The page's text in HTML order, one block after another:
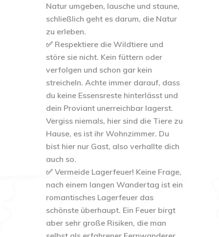
Natur umgeben, lausche und staune,
schließlich geht es darum, die Natur
zu erleben.
✅ Respektiere die Wildtiere und
störe sie nicht. Kein füttern oder
verfolgen und schon gar kein
streicheln. Achte immer darauf, dass
du keine Essensreste hinterlässt und
dein Proviant unerreichbar lagerst.
Vergiss niemals, hier sind die Tiere zu
Hause, es ist ihr Wohnzimmer. Du
bist hier nur Gast, also verhallte dich
auch so.
✅ Vermeide Lagerfeuer! Keine Frage,
nach einem langen Wandertag ist ein
romantisches Lagerfeuer das
schönste überhaupt. Ein Feuer birgt
aber sehr große Risiken, die man